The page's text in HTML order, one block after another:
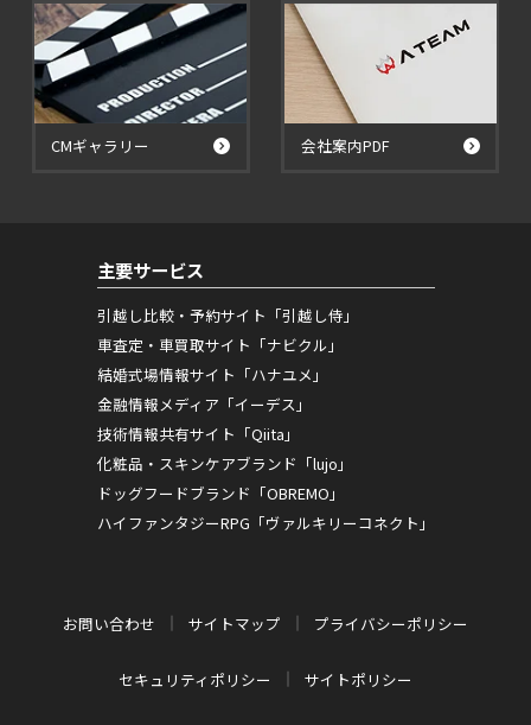
CMギャラリー 会社案内PDF
主要サービス
引越し比較・予約サイト「引越し侍」
車査定・車買取サイト「ナビクル」
結婚式場情報サイト「ハナユメ」
金融情報メディア「イーデス」
技術情報共有サイト「Qiita」
化粧品・スキンケアブランド「lujo」
ドッグフードブランド「OBREMO」
ハイファンタジーRPG「ヴァルキリーコネクト」
お問い合わせ サイトマップ プライバシーポリシー
セキュリティポリシー サイトポリシー